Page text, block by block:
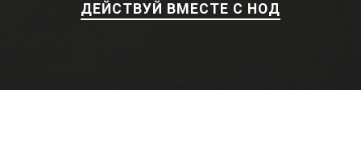
ДЕЙСТВУЙ ВМЕСТЕ С НОД